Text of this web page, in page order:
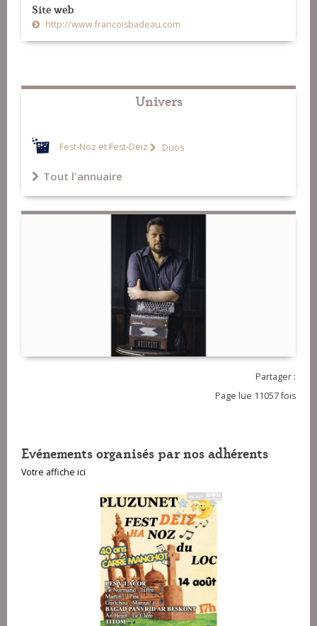
Site web
http://www.francoisbadeau.com
Univers
Fest-Noz et Fest-Deiz Duos
Tout l'annuaire
Partager :
Page lue 11057 fois
Evénements organisés par nos adhérents
Votre affiche ici